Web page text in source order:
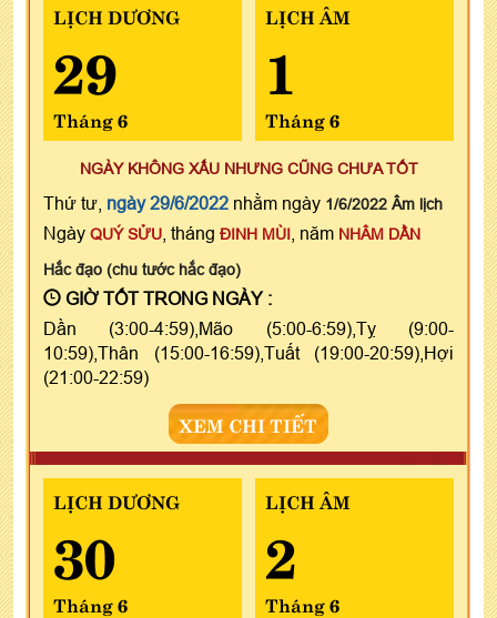
LỊCH DƯƠNG
29
Tháng 6
LỊCH ÂM
1
Tháng 6
NGÀY KHÔNG XẤU NHƯNG CŨNG CHƯA TỐT
Thứ tư, ngày 29/6/2022 nhằm ngày 1/6/2022 Âm lịch
Ngày QUÝ SỬU , tháng ĐINH MÙI , năm NHÂM DẦN
Hắc đạo (chu tước hắc đạo)
GIỜ TỐT TRONG NGÀY :
Dần (3:00-4:59),Mão (5:00-6:59),Tỵ (9:00-
10:59),Thân (15:00-16:59),Tuất (19:00-20:59),Hợi
(21:00-22:59)
XEM CHI TIẾT
LỊCH DƯƠNG
30
Tháng 6
LỊCH ÂM
2
Tháng 6